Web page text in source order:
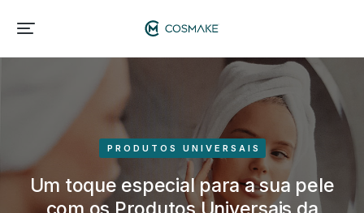
PRODUTOS UNIVERSAIS
Um toque especial para a sua pele